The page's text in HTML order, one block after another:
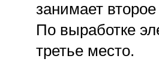
занимает
По выработке
третье место.